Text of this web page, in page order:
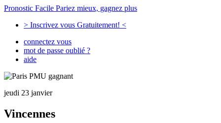
Pronostic Facile Pariez mieux, gagnez plus
> Inscrivez vous Gratuitement! <
connectez vous
mot de passe oublié ?
aide
jeudi 23 janvier
Vincennes